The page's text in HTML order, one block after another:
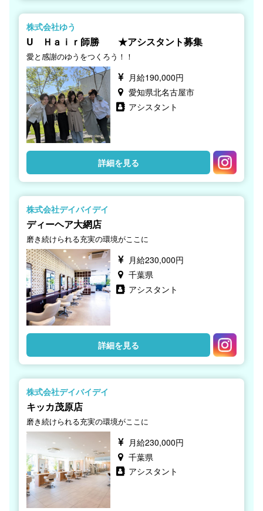
株式会社ゆう
U Ｈａｉｒ師勝 ★アシスタント募集
愛と感謝のゆうをつくろう！！
月給190,000円
愛知県北名古屋市
アシスタント
詳細を見る
株式会社デイバイデイ
ディーヘア大網店
磨き続けられる充実の環境がここに
月給230,000円
千葉県
アシスタント
詳細を見る
株式会社デイバイデイ
キッカ茂原店
磨き続けられる充実の環境がここに
月給230,000円
千葉県
アシスタント